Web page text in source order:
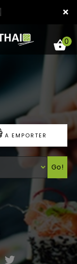
×
0
A EMPORTER
Go!